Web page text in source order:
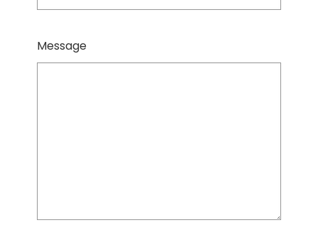
Message